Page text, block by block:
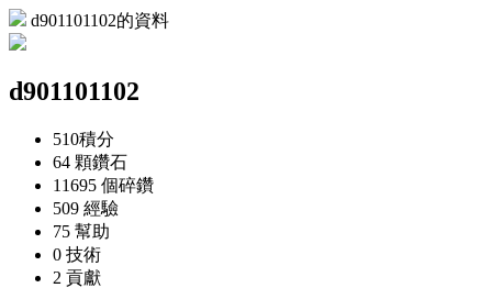
d901101102的資料
d901101102
510積分
64 顆鑽石
11695 個碎鑽
509 經驗
75 幫助
0 技術
2 貢獻